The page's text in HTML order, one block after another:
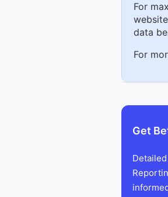
For
data
For
Get